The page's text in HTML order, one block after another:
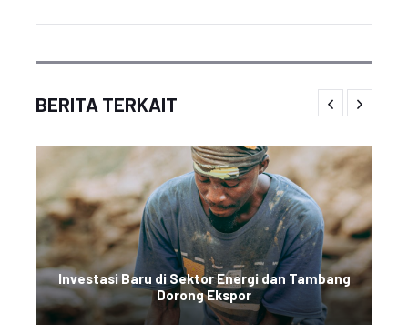
BERITA TERKAIT
Investasi Baru di Sektor Energi dan Tambang
Dorong Ekspor